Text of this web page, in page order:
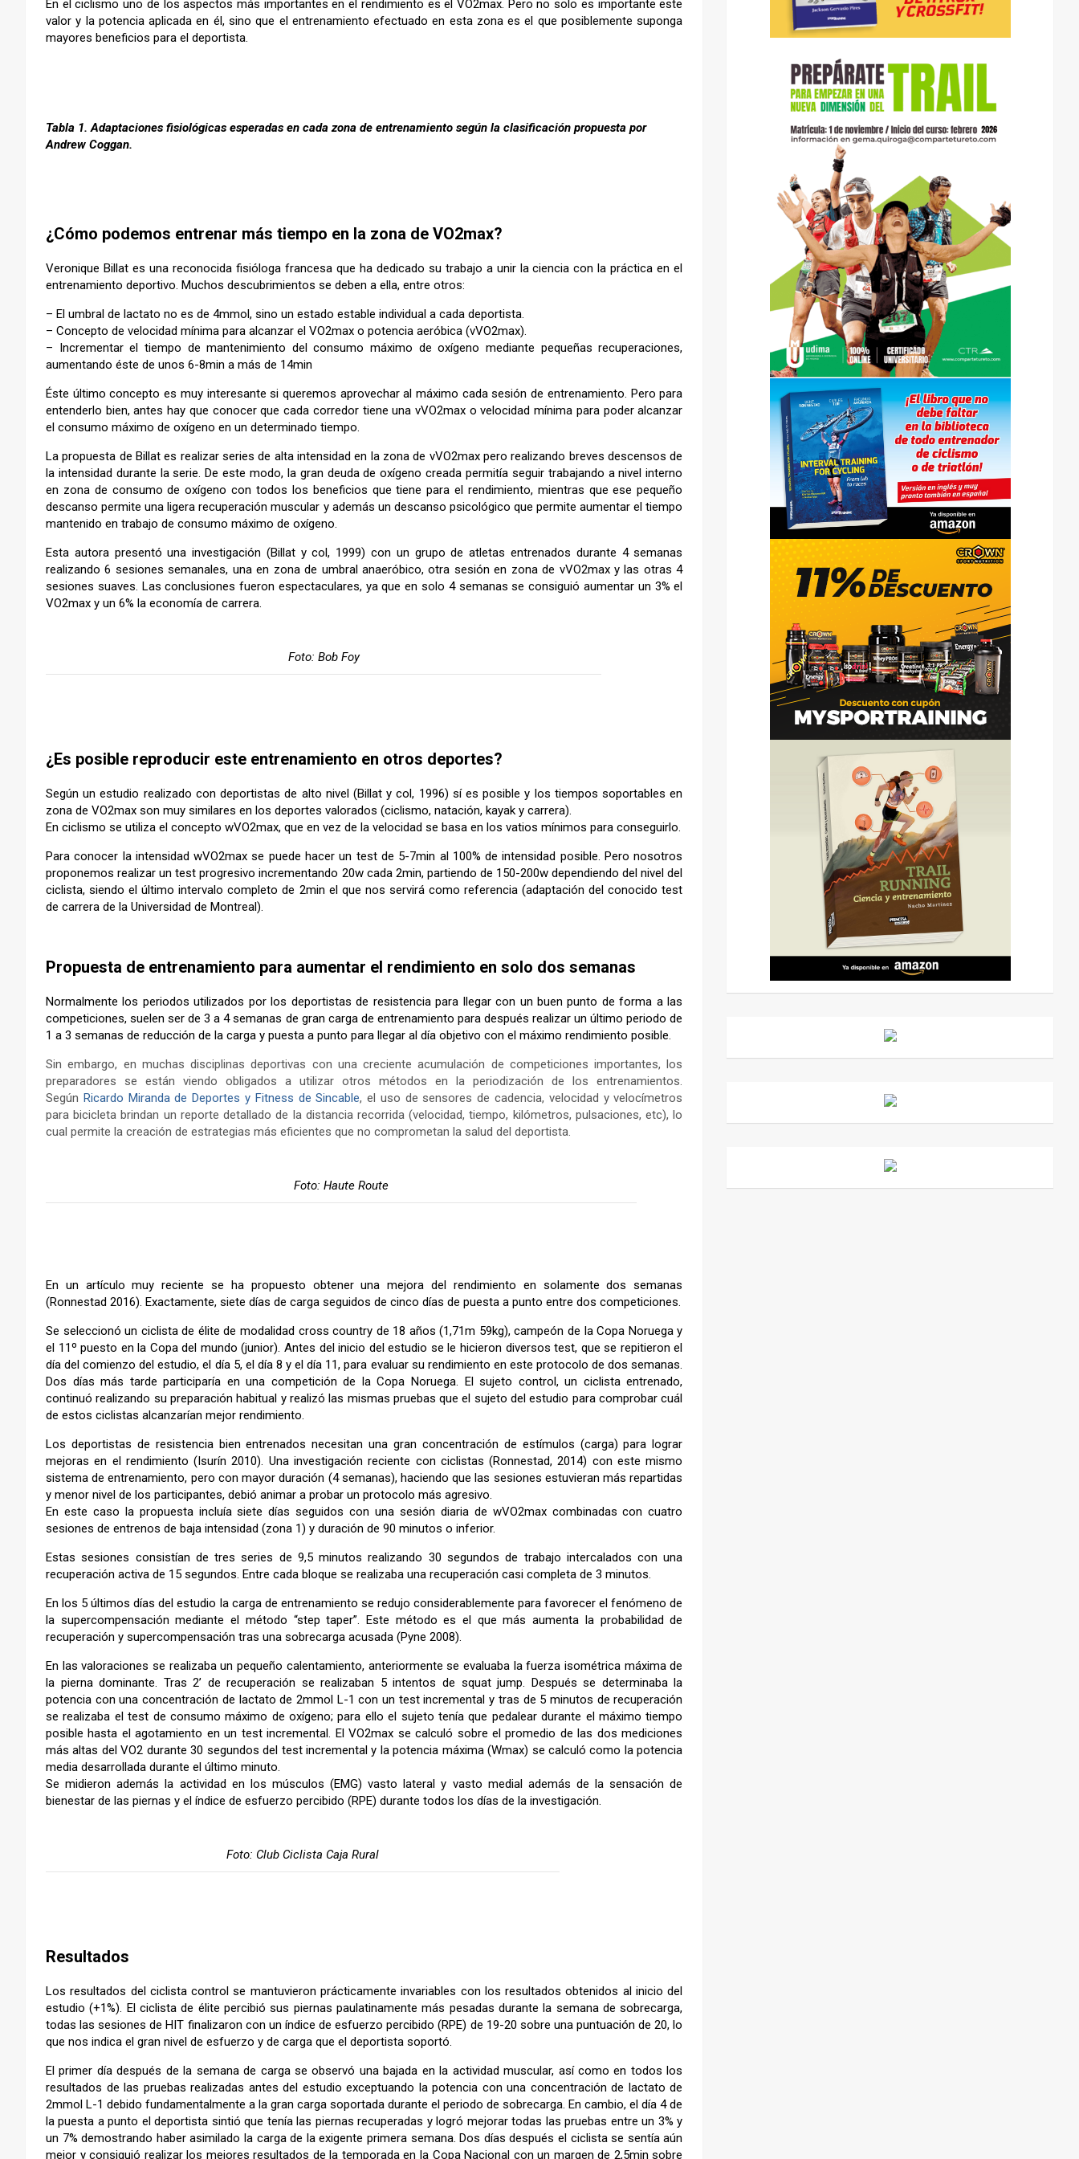
En el ciclismo uno de los aspectos más importantes en el rendimiento es el VO2max. Pero no solo es importante este
valor y la potencia aplicada en él, sino que el entrenamiento efectuado en esta zona es el que posiblemente suponga
mayores beneficios para el deportista.
Tabla 1. Adaptaciones fisiológicas esperadas en cada zona de entrenamiento según la clasificación propuesta por
Andrew Coggan.
¿Cómo podemos entrenar más tiempo en la zona de VO2max?
Veronique Billat es una reconocida fisióloga francesa que ha dedicado su trabajo a unir la ciencia con la práctica en el
entrenamiento deportivo. Muchos descubrimientos se deben a ella, entre otros:
– El umbral de lactato no es de 4mmol, sino un estado estable individual a cada deportista.
– Concepto de velocidad mínima para alcanzar el VO2max o potencia aeróbica (vVO2max).
– Incrementar el tiempo de mantenimiento del consumo máximo de oxígeno mediante pequeñas recuperaciones,
aumentando éste de unos 6-8min a más de 14min
Éste último concepto es muy interesante si queremos aprovechar al máximo cada sesión de entrenamiento. Pero para
entenderlo bien, antes hay que conocer que cada corredor tiene una vVO2max o velocidad mínima para poder alcanzar
el consumo máximo de oxígeno en un determinado tiempo.
La propuesta de Billat es realizar series de alta intensidad en la zona de vVO2max pero realizando breves descensos de
la intensidad durante la serie. De este modo, la gran deuda de oxígeno creada permitía seguir trabajando a nivel interno
en zona de consumo de oxígeno con todos los beneficios que tiene para el rendimiento, mientras que ese pequeño
descanso permite una ligera recuperación muscular y además un descanso psicológico que permite aumentar el tiempo
mantenido en trabajo de consumo máximo de oxígeno.
Esta autora presentó una investigación (Billat y col, 1999) con un grupo de atletas entrenados durante 4 semanas
realizando 6 sesiones semanales, una en zona de umbral anaeróbico, otra sesión en zona de vVO2max y las otras 4
sesiones suaves. Las conclusiones fueron espectaculares, ya que en solo 4 semanas se consiguió aumentar un 3% el
VO2max y un 6% la economía de carrera.
Foto: Bob Foy
¿Es posible reproducir este entrenamiento en otros deportes?
Según un estudio realizado con deportistas de alto nivel (Billat y col, 1996) sí es posible y los tiempos soportables en
zona de VO2max son muy similares en los deportes valorados (ciclismo, natación, kayak y carrera).
En ciclismo se utiliza el concepto wVO2max, que en vez de la velocidad se basa en los vatios mínimos para conseguirlo.
Para conocer la intensidad wVO2max se puede hacer un test de 5-7min al 100% de intensidad posible. Pero nosotros
proponemos realizar un test progresivo incrementando 20w cada 2min, partiendo de 150-200w dependiendo del nivel del
ciclista, siendo el último intervalo completo de 2min el que nos servirá como referencia (adaptación del conocido test
de carrera de la Universidad de Montreal).
Propuesta de entrenamiento para aumentar el rendimiento en solo dos semanas
Normalmente los periodos utilizados por los deportistas de resistencia para llegar con un buen punto de forma a las
competiciones, suelen ser de 3 a 4 semanas de gran carga de entrenamiento para después realizar un último periodo de
1 a 3 semanas de reducción de la carga y puesta a punto para llegar al día objetivo con el máximo rendimiento posible.
Sin embargo, en muchas disciplinas deportivas con una creciente acumulación de competiciones importantes, los
preparadores se están viendo obligados a utilizar otros métodos en la periodización de los entrenamientos.
Según Ricardo Miranda de Deportes y Fitness de Sincable, el uso de sensores de cadencia, velocidad y velocímetros
para bicicleta brindan un reporte detallado de la distancia recorrida (velocidad, tiempo, kilómetros, pulsaciones, etc), lo
cual permite la creación de estrategias más eficientes que no comprometan la salud del deportista.
Foto: Haute Route
En un artículo muy reciente se ha propuesto obtener una mejora del rendimiento en solamente dos semanas
(Ronnestad 2016). Exactamente, siete días de carga seguidos de cinco días de puesta a punto entre dos competiciones.
Se seleccionó un ciclista de élite de modalidad cross country de 18 años (1,71m 59kg), campeón de la Copa Noruega y
el 11º puesto en la Copa del mundo (junior). Antes del inicio del estudio se le hicieron diversos test, que se repitieron el
día del comienzo del estudio, el día 5, el día 8 y el día 11, para evaluar su rendimiento en este protocolo de dos semanas.
Dos días más tarde participaría en una competición de la Copa Noruega. El sujeto control, un ciclista entrenado,
continuó realizando su preparación habitual y realizó las mismas pruebas que el sujeto del estudio para comprobar cuál
de estos ciclistas alcanzarían mejor rendimiento.
Los deportistas de resistencia bien entrenados necesitan una gran concentración de estímulos (carga) para lograr
mejoras en el rendimiento (Isurín 2010). Una investigación reciente con ciclistas (Ronnestad, 2014) con este mismo
sistema de entrenamiento, pero con mayor duración (4 semanas), haciendo que las sesiones estuvieran más repartidas
y menor nivel de los participantes, debió animar a probar un protocolo más agresivo.
En este caso la propuesta incluía siete días seguidos con una sesión diaria de wVO2max combinadas con cuatro
sesiones de entrenos de baja intensidad (zona 1) y duración de 90 minutos o inferior.
Estas sesiones consistían de tres series de 9,5 minutos realizando 30 segundos de trabajo intercalados con una
recuperación activa de 15 segundos. Entre cada bloque se realizaba una recuperación casi completa de 3 minutos.
En los 5 últimos días del estudio la carga de entrenamiento se redujo considerablemente para favorecer el fenómeno de
la supercompensación mediante el método “step taper”. Este método es el que más aumenta la probabilidad de
recuperación y supercompensación tras una sobrecarga acusada (Pyne 2008).
En las valoraciones se realizaba un pequeño calentamiento, anteriormente se evaluaba la fuerza isométrica máxima de
la pierna dominante. Tras 2’ de recuperación se realizaban 5 intentos de squat jump. Después se determinaba la
potencia con una concentración de lactato de 2mmol L-1 con un test incremental y tras de 5 minutos de recuperación
se realizaba el test de consumo máximo de oxígeno; para ello el sujeto tenía que pedalear durante el máximo tiempo
posible hasta el agotamiento en un test incremental. El VO2max se calculó sobre el promedio de las dos mediciones
más altas del VO2 durante 30 segundos del test incremental y la potencia máxima (Wmax) se calculó como la potencia
media desarrollada durante el último minuto.
Se midieron además la actividad en los músculos (EMG) vasto lateral y vasto medial además de la sensación de
bienestar de las piernas y el índice de esfuerzo percibido (RPE) durante todos los días de la investigación.
Foto: Club Ciclista Caja Rural
Resultados
Los resultados del ciclista control se mantuvieron prácticamente invariables con los resultados obtenidos al inicio del
estudio (+1%). El ciclista de élite percibió sus piernas paulatinamente más pesadas durante la semana de sobrecarga,
todas las sesiones de HIT finalizaron con un índice de esfuerzo percibido (RPE) de 19-20 sobre una puntuación de 20, lo
que nos indica el gran nivel de esfuerzo y de carga que el deportista soportó.
El primer día después de la semana de carga se observó una bajada en la actividad muscular, así como en todos los
resultados de las pruebas realizadas antes del estudio exceptuando la potencia con una concentración de lactato de
2mmol L-1 debido fundamentalmente a la gran carga soportada durante el periodo de sobrecarga. En cambio, el día 4 de
la puesta a punto el deportista sintió que tenía las piernas recuperadas y logró mejorar todas las pruebas entre un 3% y
un 7% demostrando haber asimilado la carga de la exigente primera semana. Dos días después el ciclista se sentía aún
mejor y consiguió realizar los mejores resultados de la temporada en la Copa Nacional con un margen de 2,5min sobre